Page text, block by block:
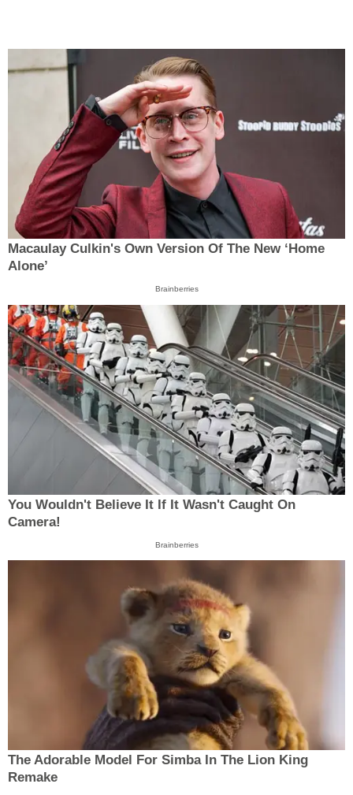
Macaulay Culkin's Own Version Of The New ‘Home
Alone’
Brainberries
You Wouldn't Believe It If It Wasn't Caught On
Camera!
Brainberries
The Adorable Model For Simba In The Lion King
Remake